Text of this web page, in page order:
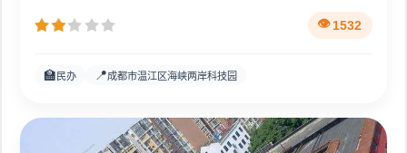
1532
🏫 民办 📍成都市温江区海峡两岸科技园